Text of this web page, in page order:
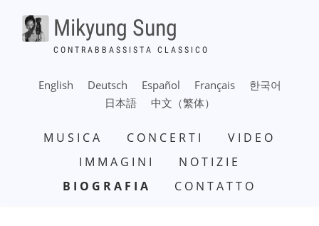
contenuto
Mikyung Sung
CONTRABBASSISTA CLASSICO
English Deutsch Español Français 한국어
日本語 中文（繁体）
PRINCIPALE
MUSICA CONCERTI
VIDEO
IMMAGINI
NOTIZIE
BIOGRAFIA
CONTATTO